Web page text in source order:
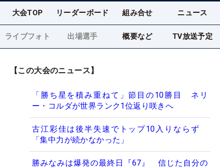
大会TOP リーダーボード 組み合せ ニュース
ライブフォト 出場選手 概要など TV放送予定
【この大会のニュース】
「勝ち星を積み重ねて」節目の10勝目 ネリ
ー・コルダが世界ランク1位返り咲きへ
古江彩佳は後半失速でトップ10入りならず
「集中力が続かなかった」
勝みなみは爆発の最終日『67』 信じた自分の